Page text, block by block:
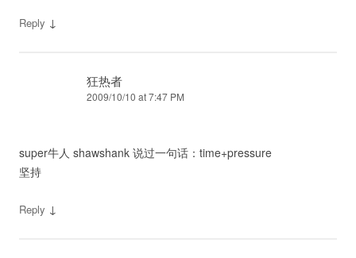
Reply ↓
狂热者
2009/10/10 at 7:47 PM
super牛人 shawshank 说过一句话：time+pressure
坚持
Reply ↓